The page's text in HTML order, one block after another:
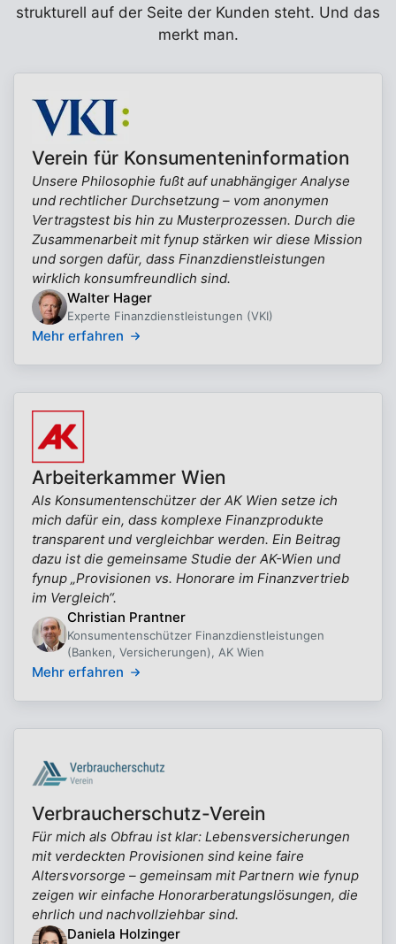
strukturell auf der Seite der Kunden steht. Und das
merkt man.
Verein für Konsumenteninformation
Unsere Philosophie fußt auf unabhängiger Analyse
und rechtlicher Durchsetzung – vom anonymen
Vertragstest bis hin zu Musterprozessen. Durch die
Zusammenarbeit mit fynup stärken wir diese Mission
und sorgen dafür, dass Finanzdienstleistungen
wirklich konsumfreundlich sind.
Walter Hager
Experte Finanzdienstleistungen (VKI)
Mehr erfahren
Arbeiterkammer Wien
Als Konsumentenschützer der AK Wien setze ich
mich dafür ein, dass komplexe Finanzprodukte
transparent und vergleichbar werden. Ein Beitrag
dazu ist die gemeinsame Studie der AK-Wien und
fynup „Provisionen vs. Honorare im Finanzvertrieb
im Vergleich“.
Christian Prantner
Konsumentenschützer Finanzdienstleistungen
(Banken, Versicherungen), AK Wien
Mehr erfahren
Verbraucherschutz-Verein
Für mich als Obfrau ist klar: Lebensversicherungen
mit verdeckten Provisionen sind keine faire
Altersvorsorge – gemeinsam mit Partnern wie fynup
zeigen wir einfache Honorarberatungslösungen, die
ehrlich und nachvollziehbar sind.
Daniela Holzinger